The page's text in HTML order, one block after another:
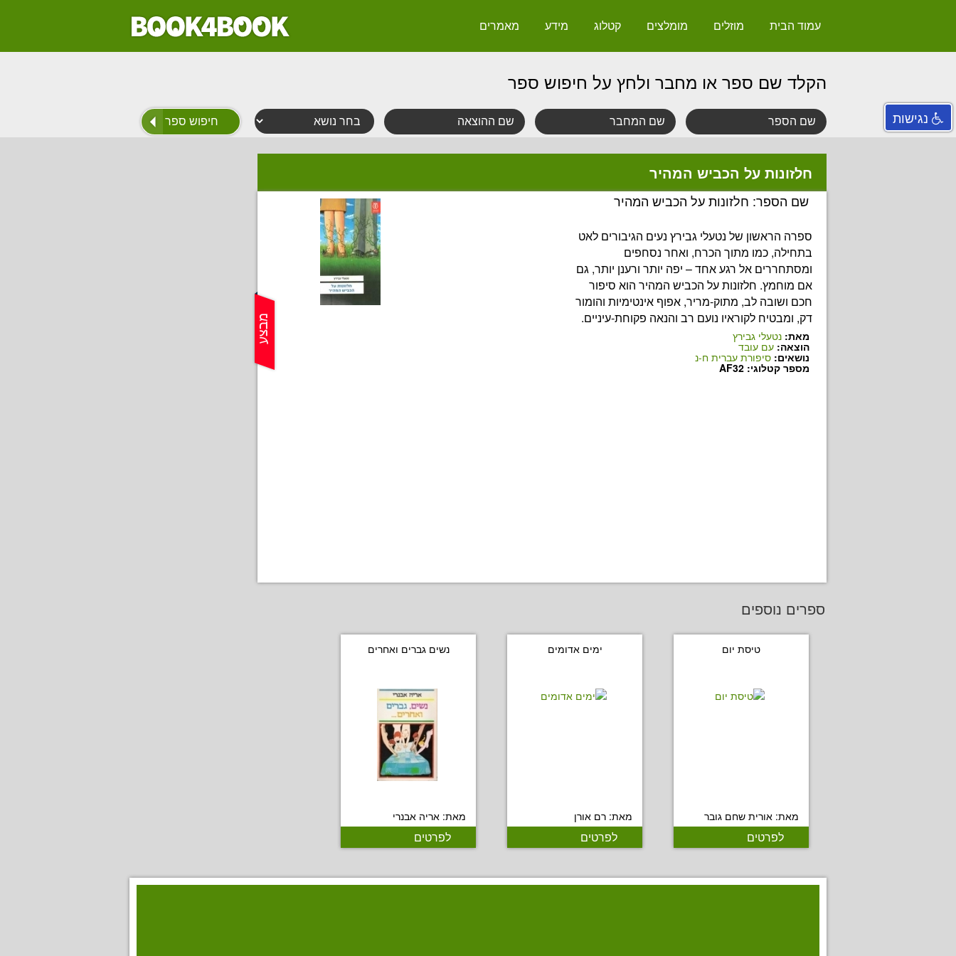
עמוד הבית מוזלים מומלצים קטלוג מידע מאמרים
הקלד שם ספר או מחבר ולחץ על חיפוש ספר
חלזונות על הכביש המהיר
שם הספר: חלזונות על הכביש המהיר
ספרה הראשון של נטעלי גבירץ נעים הגיבורים לאט
בתחילה, כמו מתוך הכרח, ואחר נסחפים
ומסתחררים אל רגע אחד – יפה יותר ורענן יותר, גם
אם מוחמץ. חלזונות על הכביש המהיר הוא סיפור
חכם ושובה לב, מתוק-מריר, אפוף אינטימיות והומור
דק, ומבטיח לקוראיו נועם רב והנאה פקוחת-עיניים.
מאת: נטעלי גבירץ
הוצאה: עם עובד
נושאים: סיפורת עברית ח-נ
מספר קטלוגי: AF32
ספרים נוספים
טיסת יום
מאת: אורית שחם גובר
לפרטים
ימים אדומים
מאת: רם אורן
לפרטים
נשים גברים ואחרים
מאת: אריה אבנרי
לפרטים
נגישות